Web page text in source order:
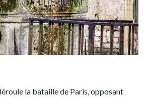
la bataille de Paris, opposant